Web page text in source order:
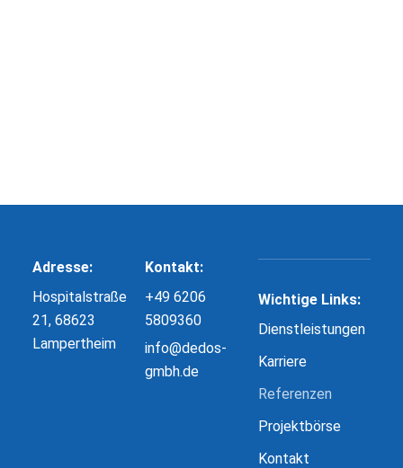
Adresse:
Hospitalstraße
21, 68623
Lampertheim
Kontakt:
+49 6206
5809360
info@dedos-
gmbh.de
Wichtige Links:
Dienstleistungen
Karriere
Referenzen
Projektbörse
Kontakt